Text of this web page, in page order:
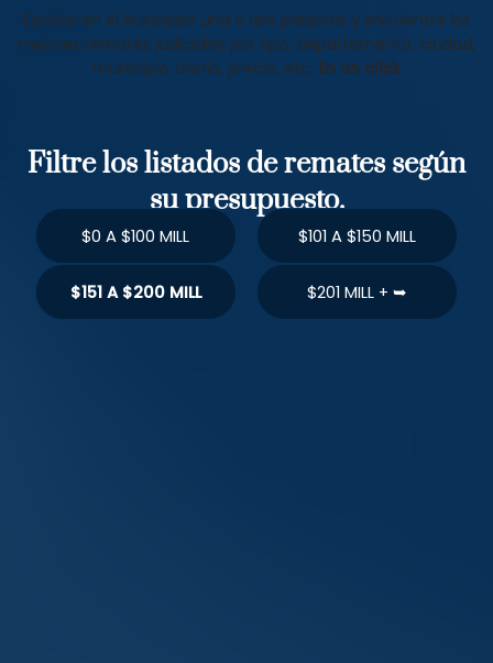
Escriba en el buscador una o dos palabras y encuentre los
mejores remates judiciales por tipo, departamento, ciudad,
municipio, barrio, precio, etc. En un click
Filtre los listados de remates según
su presupuesto.
$0 A $100 MILL $101 A $150 MILL
$151 A $200 MILL $201 MILL + ➥